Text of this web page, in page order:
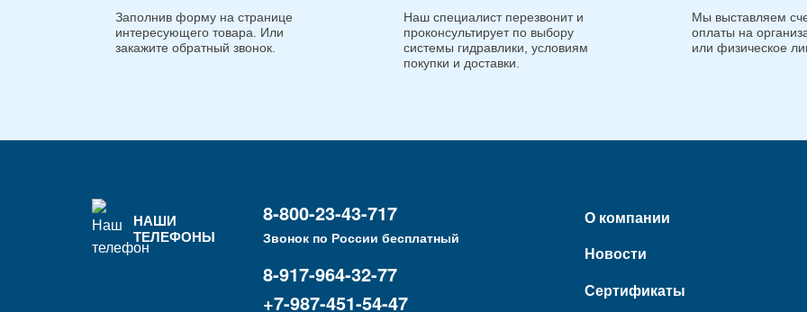
Заполнив форму на странице
интересующего товара. Или
закажите обратный звонок.
Наш специалист перезвонит и
проконсультирует по выбору
системы гидравлики, условиям
покупки и доставки.
Мы выставляем
оплаты на
или физическое
НАШИ
ТЕЛЕФОНЫ
8-800-23-43-717
Звонок по России бесплатный
8-917-964-32-77
+7-987-451-54-47
О компании
Новости
Сертификаты